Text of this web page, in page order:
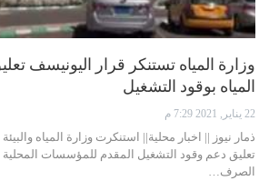
وزارة المياه تستنكر قرار اليونيسف
المياه بوقود التشغيل
22 يناير, 2021 7:29 م
ذمار نيوز || اخبار محلية|| استنكرت وزارة المياه
تعليق دعم وقود التشغيل المقدم للمؤسسات المحلية
الصرف…